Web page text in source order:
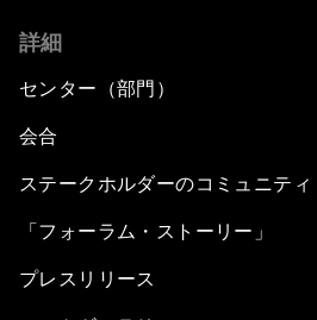
詳細
センター（部門）
会合
ステークホルダーのコミュニティ
「フォーラム・ストーリー」
プレスリリース